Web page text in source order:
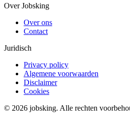
Over Jobsking
Over ons
Contact
Juridisch
Privacy policy
Algemene voorwaarden
Disclaimer
Cookies
© 2026 jobsking. Alle rechten